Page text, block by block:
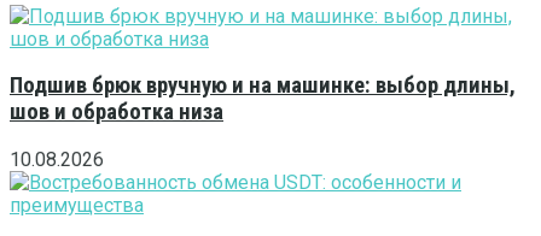
Подшив брюк вручную и на машинке: выбор длины,
шов и обработка низа
10.08.2026